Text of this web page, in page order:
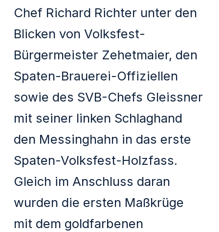
Chef Richard Richter unter den
Blicken von Volksfest-
Bürgermeister Zehetmaier, den
Spaten-Brauerei-Offiziellen
sowie des SVB-Chefs Gleissner
mit seiner linken Schlaghand
den Messinghahn in das erste
Spaten-Volksfest-Holzfass.
Gleich im Anschluss daran
wurden die ersten Maßkrüge
mit dem goldfarbenen